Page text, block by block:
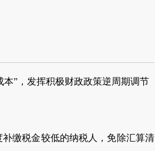
”，发挥积极财政政策逆周期调节
缴税金较低的纳税人，免除汇算清